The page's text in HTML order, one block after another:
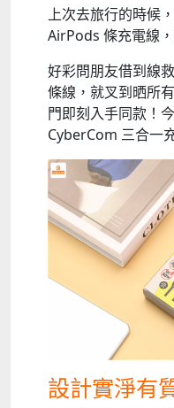
上次去旅行的時候
AirPods 條充電線
好彩問朋友借到線
條線，就叉到晒所
門即刻入手同款！
CyberCom 三合一
設計實淨有